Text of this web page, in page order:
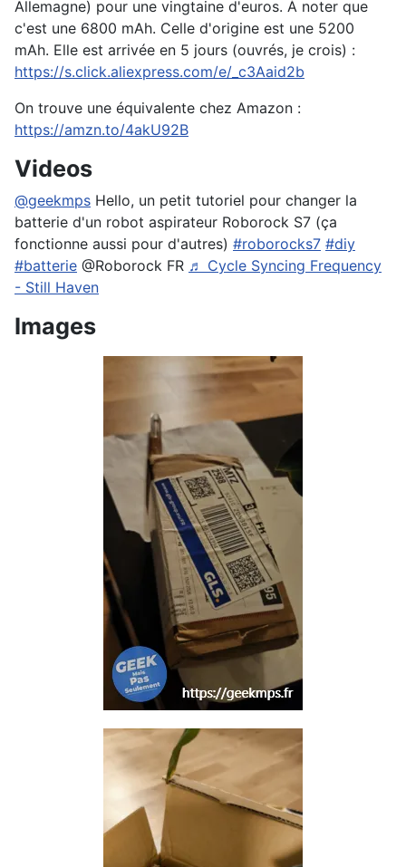
Allemagne) pour une vingtaine d'euros. À noter que
c'est une 6800 mAh. Celle d'origine est une 5200
mAh. Elle est arrivée en 5 jours (ouvrés, je crois) :
https://s.click.aliexpress.com/e/_c3Aaid2b
On trouve une équivalente chez Amazon :
https://amzn.to/4akU92B
Videos
@geekmps Hello, un petit tutoriel pour changer la
batterie d'un robot aspirateur Roborock S7 (ça
fonctionne aussi pour d'autres) #roborocks7 #diy
#batterie @Roborock FR ♬ Cycle Syncing Frequency
- Still Haven
Images